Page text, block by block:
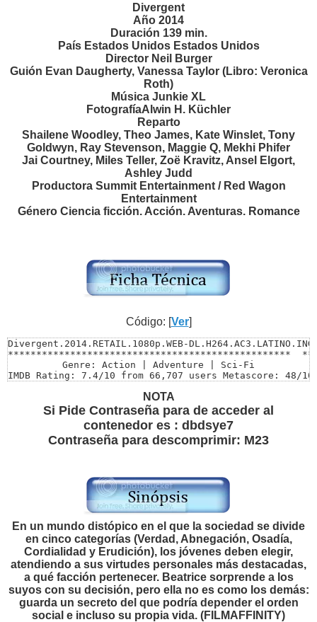
Divergent
Año 2014
Duración 139 min.
País Estados Unidos Estados Unidos
Director Neil Burger
Guión Evan Daugherty, Vanessa Taylor (Libro: Veronica
Roth)
Música Junkie XL
FotografíaAlwin H. Küchler
Reparto
Shailene Woodley, Theo James, Kate Winslet, Tony
Goldwyn, Ray Stevenson, Maggie Q, Mekhi Phifer
Jai Courtney, Miles Teller, Zoë Kravitz, Ansel Elgort,
Ashley Judd
Productora Summit Entertainment / Red Wagon
Entertainment
Género Ciencia ficción. Acción. Aventuras. Romance
Código: [Ver]
Divergent.2014.RETAIL.1080p.WEB-
**************************************************
Genre: Action | Adventure | Sci-Fi
IMDB Rating: 7.4/10 from 66,707 users Metascore: 48/
Starring: Shailene Woodley, Theo James, Kate Winslet
Size: 4.46 GB
Video: MKV | 1912 x 792 | 3915 Kbps
Audio: English | AC3 | 384 kbps
Runtime: 2h 11m
**************************************************
Audio 1.............: Español Latino 2.0 | 192 Kbps____
Audio 2.............: English | AC3 | 384 kbps
**************************************************
*****************SUBTITULOS***********************
SUBTITULO 1 : INCORPORADOS AL VIDEO ESPAÑOL LATINO
SUBTITULO 2 : ESPAÑOL LATINO
NOTA
Si Pide Contraseña para de acceder al
contenedor es : dbdsye7
Contraseña para descomprimir: M23
En un mundo distópico en el que la sociedad se divide
en cinco categorías (Verdad, Abnegación, Osadía,
Cordialidad y Erudición), los jóvenes deben elegir,
atendiendo a sus virtudes personales más destacadas,
a qué facción pertenecer. Beatrice sorprende a los
suyos con su decisión, pero ella no es como los demás:
guarda un secreto del que podría depender el orden
social e incluso su propia vida. (FILMAFFINITY)